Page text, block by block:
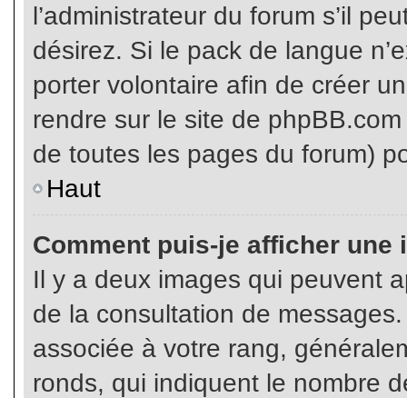
l’administrateur du forum s’il
désirez. Si le pack de langue
porter volontaire afin de créer
rendre sur le site de
de toutes les pages du forum)
Haut
Comment puis-je afficher une
Il y a deux images qui peuvent
de la consultation de
associée à votre rang,
ronds, qui indiquent le nombre